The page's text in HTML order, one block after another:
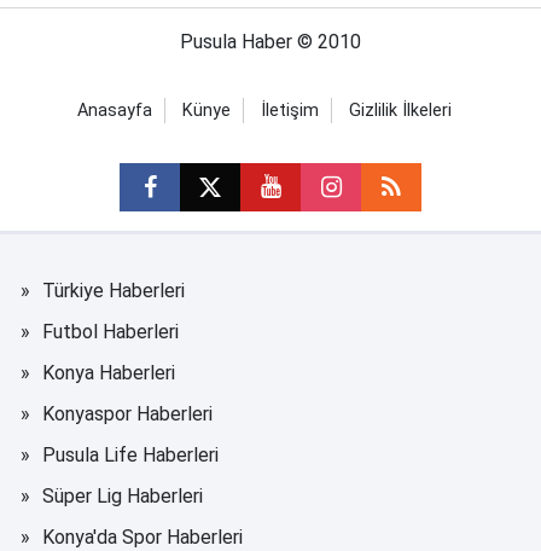
Pusula Haber © 2010
Anasayfa Künye İletişim Gizlilik İlkeleri
Türkiye Haberleri
Futbol Haberleri
Konya Haberleri
Konyaspor Haberleri
Pusula Life Haberleri
Süper Lig Haberleri
Konya'da Spor Haberleri